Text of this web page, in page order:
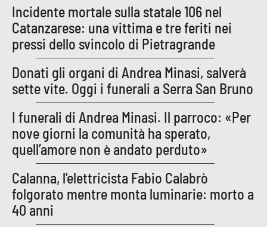
Lacapitalenews.it
Ilreggino.it
Cosenzachannel.it
Ilvibonese.it
Catanzarochannel.it
APP
Android
Incidente mortale sulla statale 106 nel
Catanzarese: una vittima e tre feriti nei
pressi dello svincolo di Pietragrande
Donati gli organi di Andrea Minasi, salverà
sette vite. Oggi i funerali a Serra San Bruno
I funerali di Andrea Minasi. Il parroco: «Per
nove giorni la comunità ha sperato,
quell’amore non è andato perduto»
Calanna, l'elettricista Fabio Calabrò
folgorato mentre monta luminarie: morto a
40 anni